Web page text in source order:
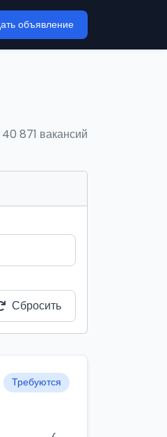
объявление
871 вакансий
Сбросить
Требуются